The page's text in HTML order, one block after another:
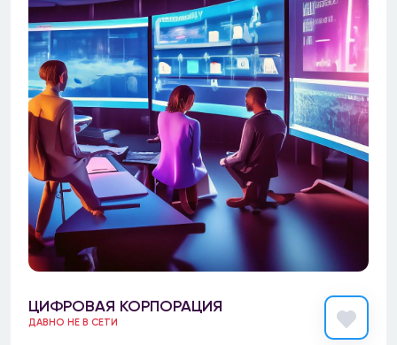
ЦИФРОВАЯ КОРПОРАЦИЯ
ДАВНО НЕ В СЕТИ